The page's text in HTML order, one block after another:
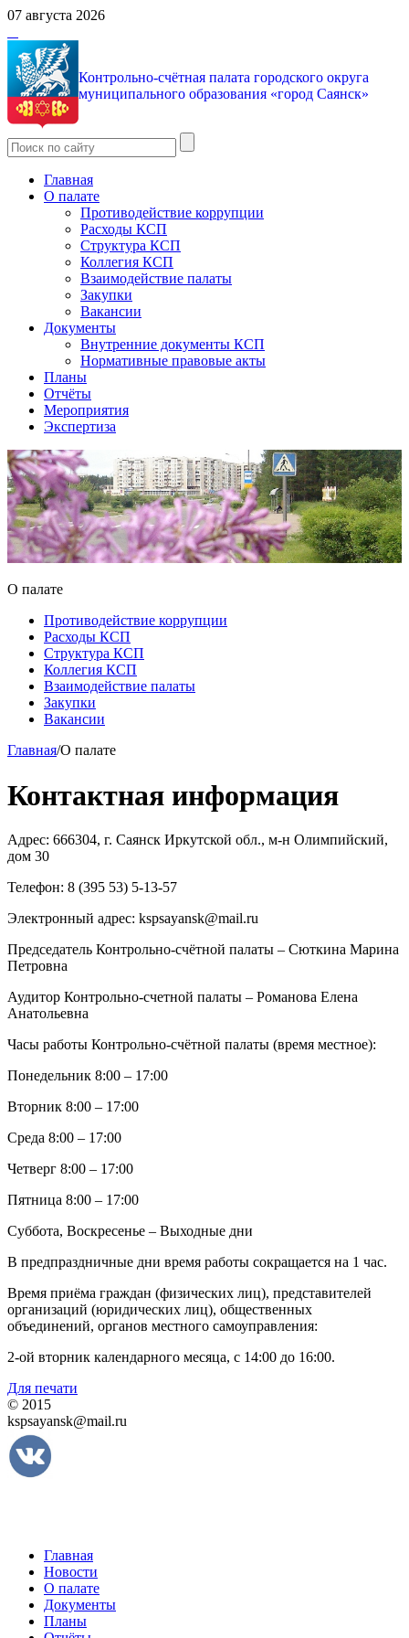
07 августа 2026
Контрольно-счётная палата городского округа
муниципального образования «город Саянск»
Главная
О палате
Противодействие коррупции
Расходы КСП
Структура КСП
Коллегия КСП
Взаимодействие палаты
Закупки
Вакансии
Документы
Внутренние документы КСП
Нормативные правовые акты
Планы
Отчёты
Мероприятия
Экспертиза
О палате
Противодействие коррупции
Расходы КСП
Структура КСП
Коллегия КСП
Взаимодействие палаты
Закупки
Вакансии
Главная/О палате
Контактная информация
Адрес: 666304, г. Саянск Иркутской обл., м-н Олимпийский,
дом 30
Телефон: 8 (395 53) 5-13-57
Электронный адрес: kspsayansk@mail.ru
Председатель Контрольно-счётной палаты – Сюткина Марина
Петровна
Аудитор Контрольно-счетной палаты – Романова Елена
Анатольевна
Часы работы Контрольно-счётной палаты (время местное):
Понедельник 8:00 – 17:00
Вторник 8:00 – 17:00
Среда 8:00 – 17:00
Четверг 8:00 – 17:00
Пятница 8:00 – 17:00
Суббота, Воскресенье – Выходные дни
В предпраздничные дни время работы сокращается на 1 час.
Время приёма граждан (физических лиц), представителей
организаций (юридических лиц), общественных
объединений, органов местного самоуправления:
2-ой вторник календарного месяца, с 14:00 до 16:00.
Для печати
© 2015
kspsayansk@mail.ru
Главная
Новости
О палате
Документы
Планы